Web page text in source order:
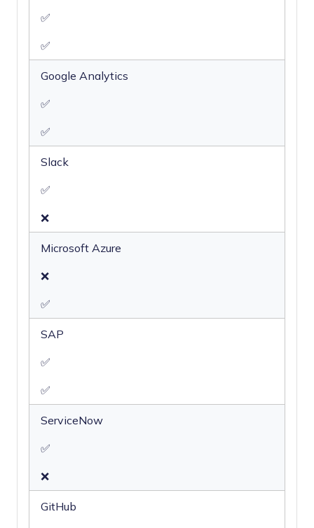
✅
✅
Google Analytics
✅
✅
Slack
✅
❌
Microsoft Azure
❌
✅
SAP
✅
✅
ServiceNow
✅
❌
GitHub